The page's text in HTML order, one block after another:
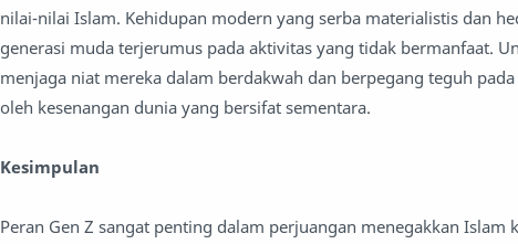
nilai-nilai Islam. Kehidupan modern yang serba materialistis dan
generasi muda terjerumus pada aktivitas yang tidak bermanfaat.
menjaga niat mereka dalam berdakwah dan berpegang teguh
oleh kesenangan dunia yang bersifat sementara.
Kesimpulan
Peran Gen Z sangat penting dalam perjuangan menegakkan Islam